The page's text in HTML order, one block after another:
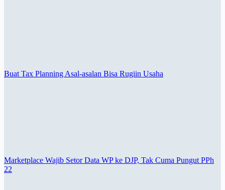
Buat Tax Planning Asal-asalan Bisa Rugiin Usaha
Marketplace Wajib Setor Data WP ke DJP, Tak Cuma Pungut PPh
22